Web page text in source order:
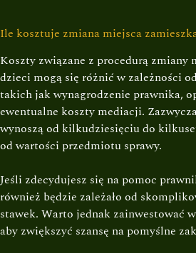
Ile kosztuje zmiana miejsca
Koszty związane z procedurą zmiany
dzieci mogą się różnić w zależności
takich jak wynagrodzenie prawnika,
ewentualne koszty mediacji.
wynoszą od kilkudziesięciu do
od wartości przedmiotu sprawy.
Jeśli zdecydujesz się na pomoc
również będzie zależało od
stawek. Warto jednak zainwestować
aby zwiększyć szansę na pomyślne